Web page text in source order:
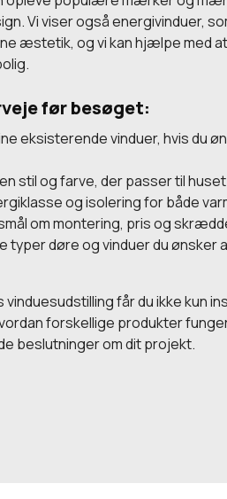
Vi viser også energivinduer,
æstetik, og vi kan hjælpe med
før besøget:
eksisterende vinduer, hvis du
stil og farve, der passer til huset
og isolering for både
om montering, pris og
typer døre og vinduer du ønsker
får du ikke kun
forskellige produkter
beslutninger om dit projekt.